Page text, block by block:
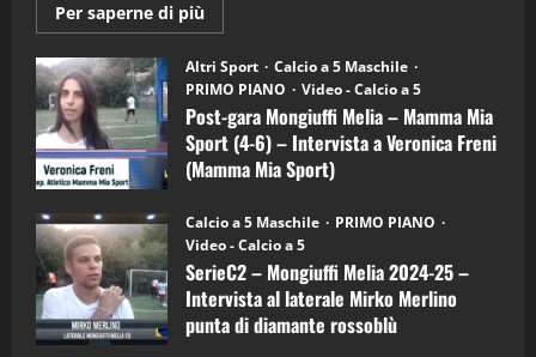
Per saperne di più
informazioni
Post-
gara
Mongiuffi
Melia
–
Mamma
Mia
Sport
6)
–
Intervista
a
mister
Arturo
Carciotto
(Mongiuffi
Altri Sport
Calcio a 5 Maschile
PRIMO PIANO
Video - Calcio a 5
Post-gara Mongiuffi Melia – Mamma Mia
Sport (4-6) – Intervista a Veronica Freni
(Mamma Mia Sport)
Calcio a 5 Maschile
PRIMO PIANO
Video - Calcio a 5
SerieC2 – Mongiuffi Melia 2024-25 –
Intervista al laterale Mirko Merlino
punta di diamante rossoblù
3
"SportEmpire" in Podcast
“SportEmpire” in Podcast: 28^ Puntata
(Martedi 21 Aprile 2026)
21/04/2026
4
“SportEmpire” in Podcast: 27^ Puntata
(Martedi 14 Aprile 2026)
15/04/2026